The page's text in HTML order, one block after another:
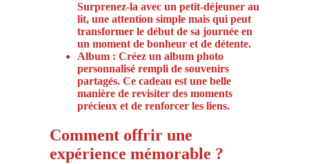
Surprenez-la avec un petit-déjeuner au
lit, une attention simple mais qui peut
transformer le début de sa journée en
un moment de bonheur et de détente.
Album : Créez un album photo
personnalisé rempli de souvenirs
partagés. Ce cadeau est une belle
manière de revisiter des moments
précieux et de renforcer les liens.
Comment offrir une
expérience mémorable ?